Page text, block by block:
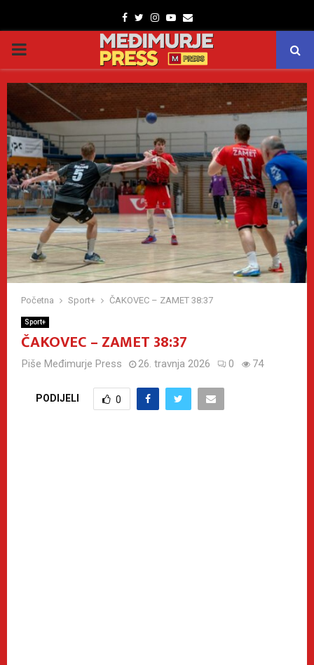
Facebook
TwitterInstagram
Youtube
Email
PRIMARY
MENU
Početna Sport+ ČAKOVEC – ZAMET 38:37
Sport+
ČAKOVEC – ZAMET 38:37
Piše Međimurje Press 26. travnja 2026 0 74
PODIJELI 0